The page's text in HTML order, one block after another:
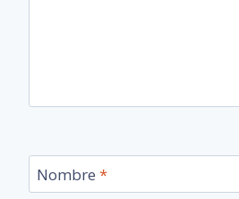
Nombre *